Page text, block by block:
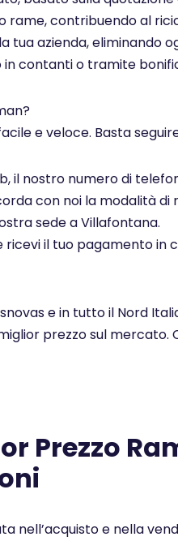
rame, contribuendo al
tua azienda, eliminando
contanti o tramite
e veloce. Basta
il nostro numero di
con noi la modalità di
sede a Villafontana.
ricevi il tuo pagamento
e in tutto il Nord
prezzo sul mercato.
Prezzo
nell’acquisto e nella